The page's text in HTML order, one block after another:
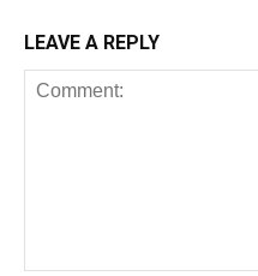
LEAVE A REPLY